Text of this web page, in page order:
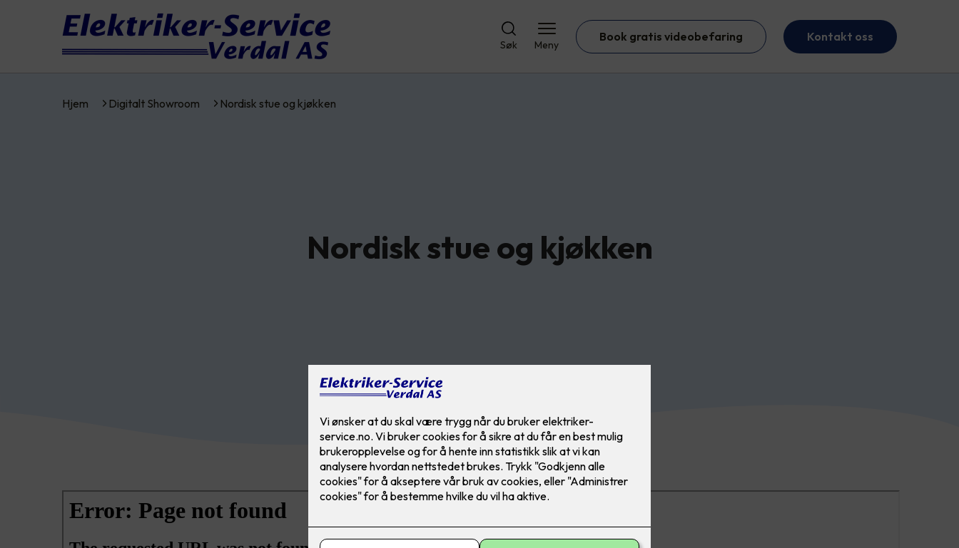
Søk Meny
Book gratis videobefaring Kontakt oss
Hjem Digitalt Showroom Nordisk stue og kjøkken
Nordisk stue og kjøkken